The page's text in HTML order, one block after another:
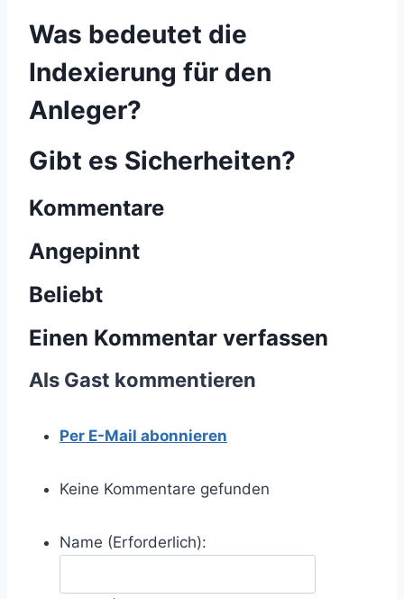
Was bedeutet die
Indexierung für den
Anleger?
Gibt es Sicherheiten?
Kommentare
Angepinnt
Beliebt
Einen Kommentar verfassen
Als Gast kommentieren
Per E-Mail abonnieren
Keine Kommentare gefunden
Name (Erforderlich):